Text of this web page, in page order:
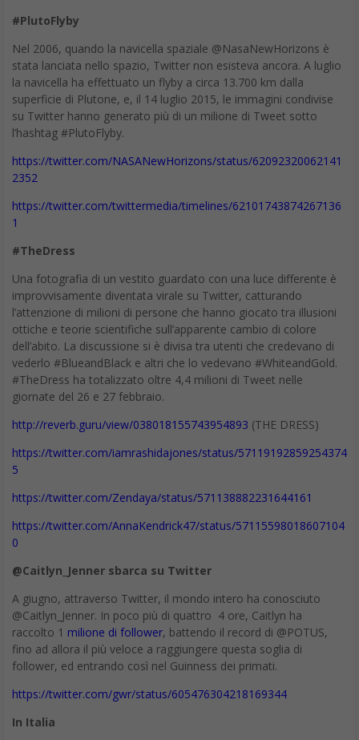
effettivo nei processi di innovazione. Johnson mette subito in
guardia contro l’idea di innovazione quale idea fulminante e apre
a una prospettiva in cui giocano un ruolo altri fattori
determinanti. Il primo è la ridondanza, che però lui chiama senza
vergogna: caos. Serve un po’ di caos, un contesto cioè dove le
idee circolano senza grande filtro all’ingresso, proprio per
generare “scontri” continui fra prospettive diverse. Questo
contesto di caos, per le persone e i sistemi sociali, si attiva
attraverso la conversazione. I caffè dell’800 sono portati come
esempio da Johnson, ma anche i laboratori di ricerca, facendo
realtà durante meeting di allineamento piuttosto che quando si
è curvi sui microscopi. Quelle dinamiche chiedono poi dei luoghi,
spazi comuni in cui agire per potersi esprimere al meglio. Facile
luoghi abilitanti) rappresentino il cuore della social organization
così come l’abbiamo tratteggiata anche nei precedenti articoli:
un luogo abilitante in cui persone in connessione e network
scambiano idee e sapere e costruiscono valore insieme.
I luoghi sono per le persone e non il contrario
Ma se quelle sono le leve dinamiche del processo innovativo, chi
sono i nodi centrali, gli attivatori? Evidentemente le persone, con
la loro motivazione, sensibilità, esperienza. Per le aziende è oggi
cruciale pensare a come abilitare ambiti in cui il processo di
soluzioni si traducono in processi stringenti e selettivi, in
tecnologie a supporto di scambio meramente documentale, in
media di comunicazione per collegarsi senza però reali obiettivi.
Quello si cui noto si lavori ancora poco, spesso anche abbagliati
dall’idea che le tecnologie in sé faranno la magia di rendere tutti
più innovativi, è sull’attivazione delle persone che possono
team e delle community deve poter essere in parte pensata con
maggiore spirito costruttivo; quasi un mosaico di attitudini che
messe insieme possono generare effetti. Ci sono molti spunti
che arrivano dalla psicologia sociale su come si dovrebbe
comporre un gruppo per essere efficace, ma volendo
semplificare io penso che in un “innovation community” non
dovrebbero mai mancare: – i tecnici. Ok la saggezza della folla,
ma questa opera come integrazione di pensiero divergente, non
meglio se qualche ingegnere lo prevedete nel gruppo. – gli